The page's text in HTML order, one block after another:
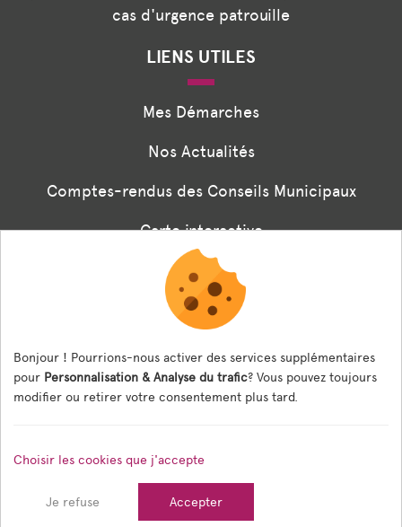
cas d'urgence patrouille
LIENS UTILES
Mes Démarches
Nos Actualités
Comptes-rendus des Conseils Municipaux
Carte interactive
Associations
Formulaire panneaux digitaux
Les menus de la cantine
Documents règlementaires
Bonjour ! Pourrions-nous activer des services supplémentaires
pour Personnalisation & Analyse du trafic? Vous pouvez toujours
modifier ou retirer votre consentement plus tard.
Choisir les cookies que j'accepte
Je refuse Accepter